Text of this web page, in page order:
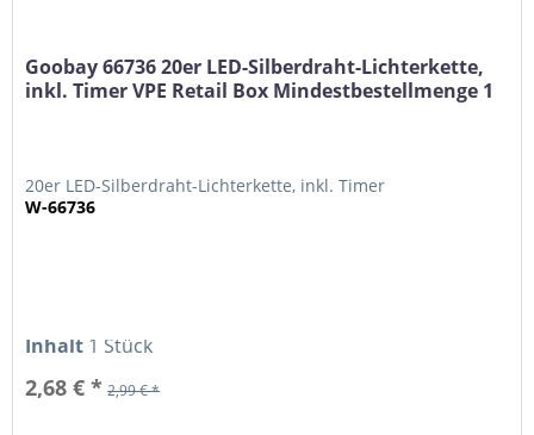
Goobay 66736 20er LED-Silberdraht-Lichterkette,
inkl. Timer VPE Retail Box Mindestbestellmenge 1
20er LED-Silberdraht-Lichterkette, inkl. Timer
W-66736
Inhalt 1 Stück
2,68 € * 2,99 € *